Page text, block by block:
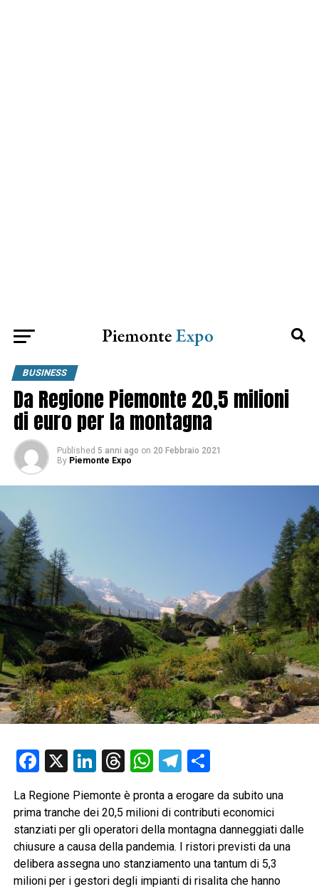
BUSINESS
Da Regione Piemonte 20,5 milioni
di euro per la montagna
Published 5 anni ago on 20 Febbraio 2021
By Piemonte Expo
Facebook
X LinkedIn
Threads
WhatsApp
Telegram
Condividi
La Regione Piemonte è pronta a erogare da subito una
prima tranche dei 20,5 milioni di contributi economici
stanziati per gli operatori della montagna danneggiati dalle
chiusure a causa della pandemia. I ristori previsti da una
delibera assegna uno stanziamento una tantum di 5,3
milioni per i gestori degli impianti di risalita che hanno